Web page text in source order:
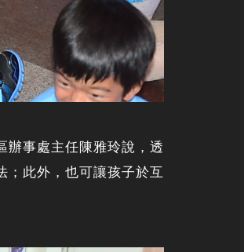
辦事處主任陳雅玲說，透
；此外，也可讓孩子於互